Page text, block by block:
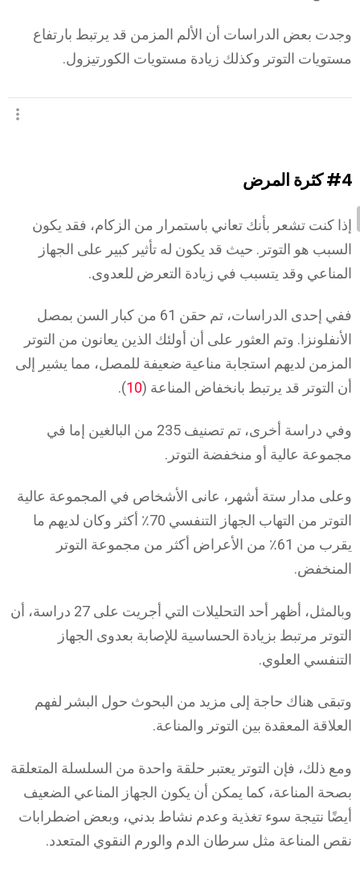
وجدت بعض الدراسات أن الألم المزمن قد يرتبط بارتفاع
مستويات التوتر وكذلك زيادة مستويات الكورتيزول.
#4كثرة المرض
إذا كنت تشعر بأنك تعاني باستمرار من الزكام، فقد يكون
السبب هو التوتر. حيث قد يكون له تأثير كبير على الجهاز
المناعي وقد يتسبب في زيادة التعرض للعدوى.
ففي إحدى الدراسات، تم حقن 61 من كبار السن بمصل
الأنفلونزا. وتم العثور على أن أولئك الذين يعانون من التوتر
المزمن لديهم استجابة مناعية ضعيفة للمصل، مما يشير إلى
أن التوتر قد يرتبط بانخفاض المناعة (10
).
وفي دراسة أخرى، تم تصنيف 235 من البالغين إما في
مجموعة عالية أو منخفضة التوتر.
وعلى مدار ستة أشهر، عانى الأشخاص في المجموعة عالية
التوتر من التهاب الجهاز التنفسي 70٪ أكثر وكان لديهم ما
يقرب من 61٪ من الأعراض أكثر من مجموعة التوتر
المنخفض.
وبالمثل، أظهر أحد التحليلات التي أجريت على 27 دراسة، أن
التوتر مرتبط بزيادة الحساسية للإصابة بعدوى الجهاز
التنفسي العلوي.
وتبقى هناك حاجة إلى مزيد من البحوث حول البشر لفهم
العلاقة المعقدة بين التوتر والمناعة.
ومع ذلك، فإن التوتر يعتبر حلقة واحدة من السلسلة المتعلقة
بصحة المناعة، كما يمكن أن يكون الجهاز المناعي الضعيف
أيضًا نتيجة سوء تغذية وعدم نشاط بدني، وبعض اضطرابات
نقص المناعة مثل سرطان الدم والورم النقوي المتعدد.